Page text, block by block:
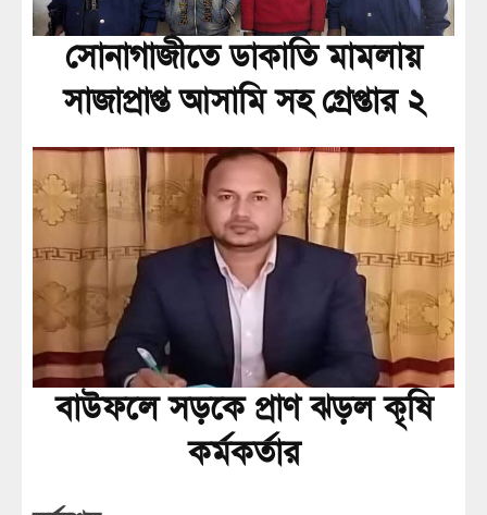
সোনাগাজীতে ডাকাতি মামলায়
সাজাপ্রাপ্ত আসামি সহ গ্রেপ্তার ২
বাউফলে সড়কে প্রাণ ঝড়ল কৃষি
কর্মকর্তার